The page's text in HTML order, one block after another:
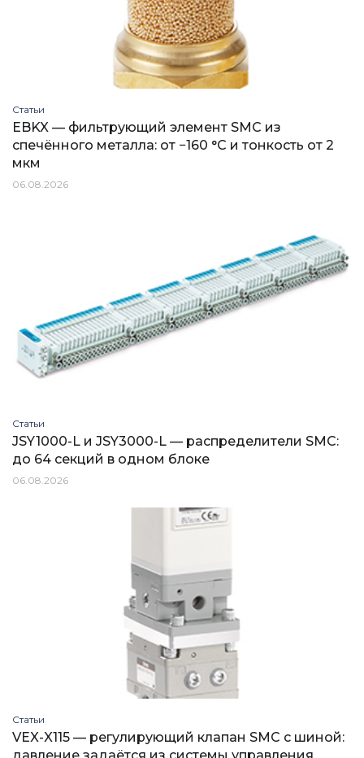
Статьи
EBKX — фильтрующий элемент SMC из
спечённого металла: от −160 °C и тонкость от 2
мкм
06.08.2026
Статьи
JSY1000-L и JSY3000-L — распределители SMC:
до 64 секций в одном блоке
06.08.2026
Статьи
VEX-X115 — регулирующий клапан SMC с шиной: